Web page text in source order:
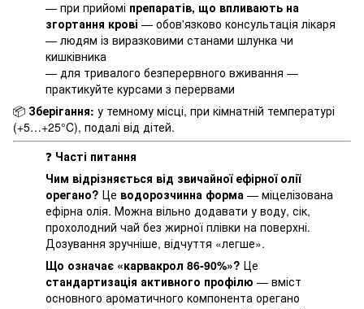
— при прийомі препаратів, що впливають на
згортання крові — обов'язково консультація лікаря
— людям із виразковими станами шлунка чи
кишківника
— для тривалого безперервного вживання —
практикуйте курсами з перервами
📦 Зберігання: у темному місці, при кімнатній температурі
(+5…+25°C), подалі від дітей.
❓ Часті питання
Чим відрізняється від звичайної ефірної олії
орегано? Це водорозчинна форма — міцелізована
ефірна олія. Можна вільно додавати у воду, сік,
прохолодний чай без жирної плівки на поверхні.
Дозування зручніше, відчуття «легше».
Що означає «карвакрол 86-90%»? Це
стандартизація активного профілю — вміст
основного ароматичного компонента орегано